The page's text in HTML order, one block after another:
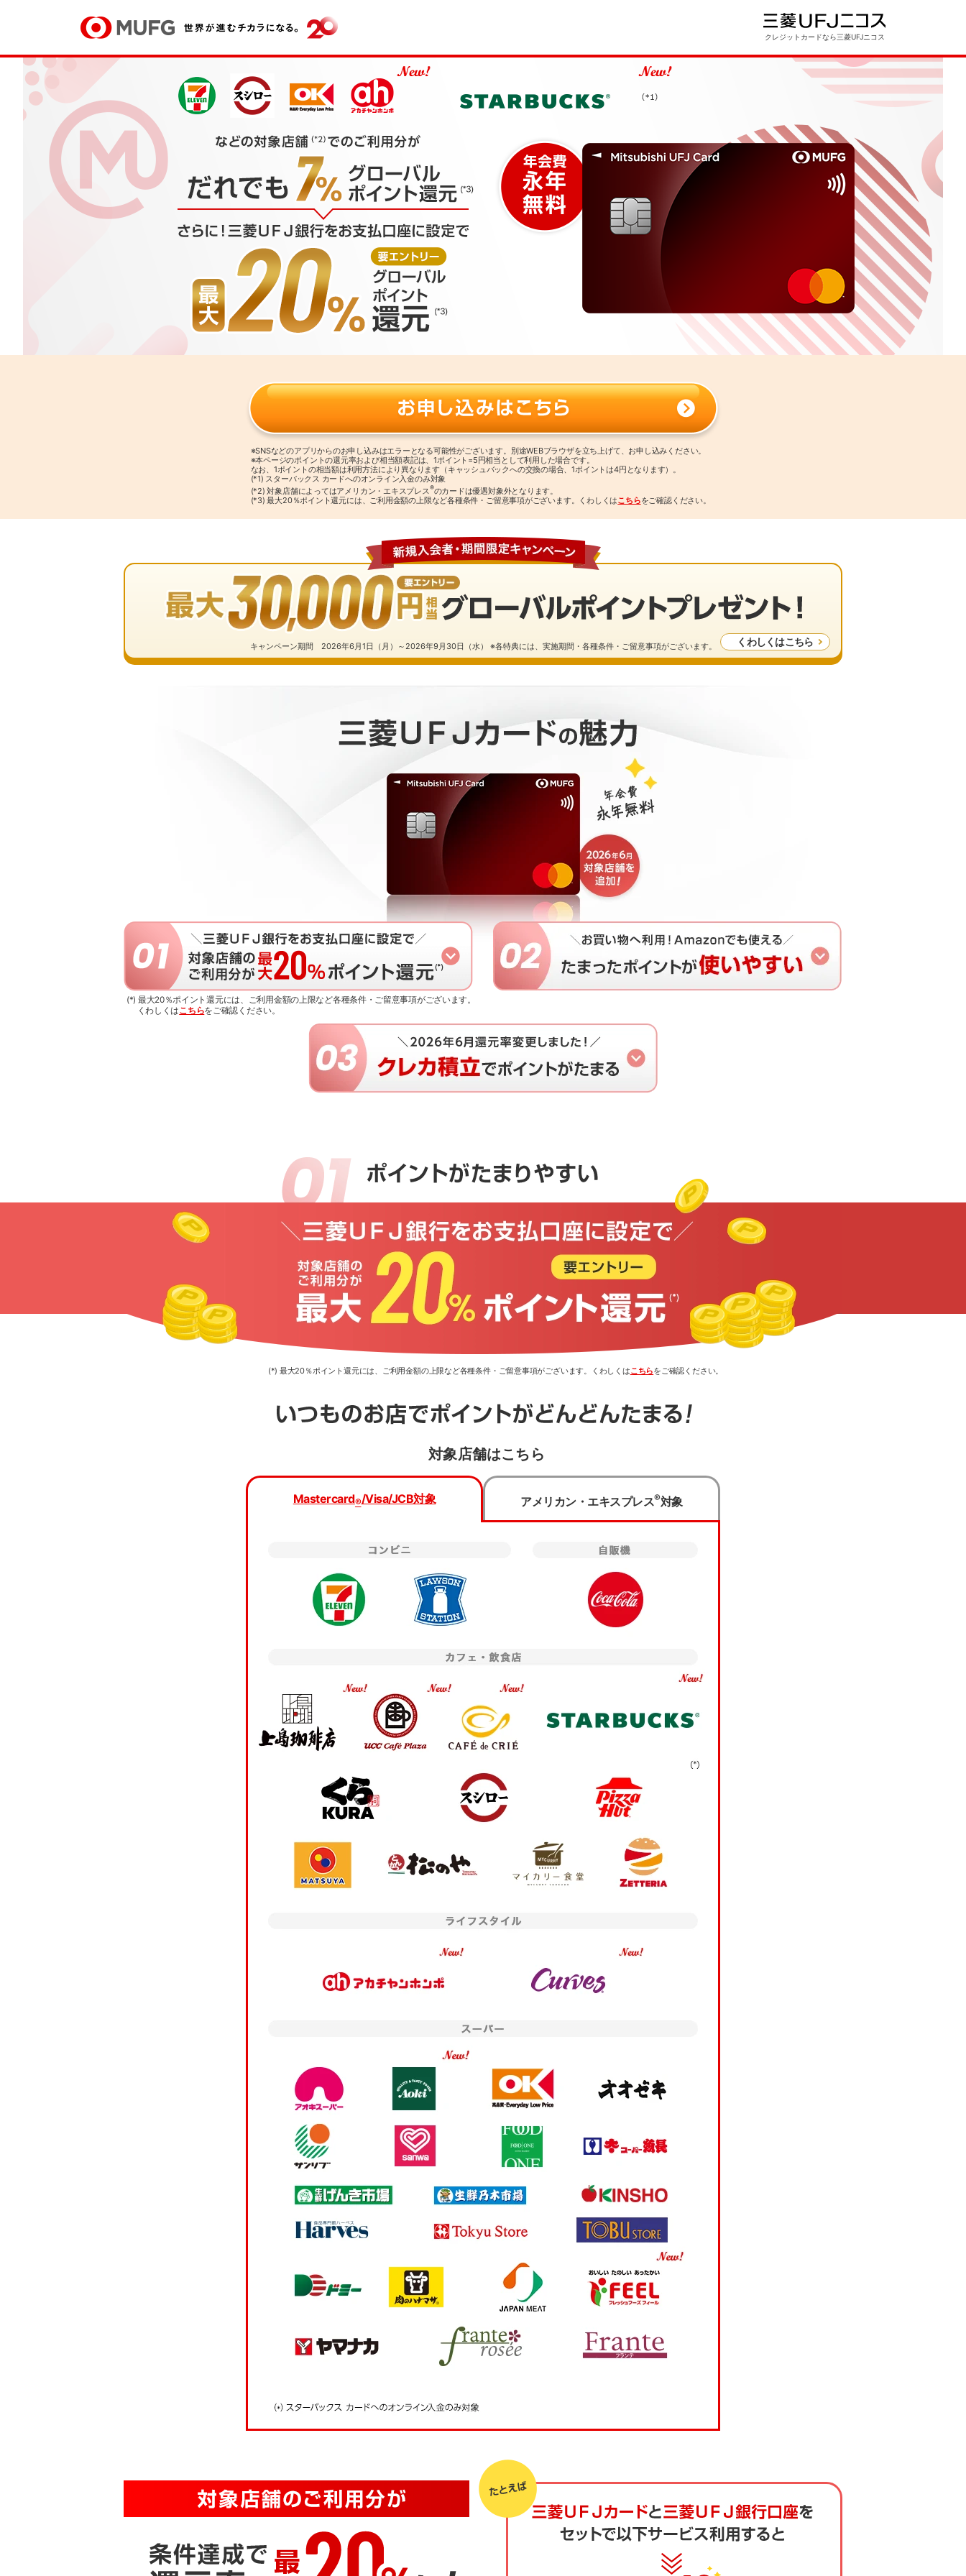
クレジットカードなら三菱UFJニコス
※SNSなどのアプリからのお申し込みはエラーとなる可能性がございます。別途WEBブラウザを立ち上げて、お申し込みください。
※本ページのポイントの還元率および相当額表記は、1ポイント=5円相当として利用した場合です。
なお、1ポイントの相当額は利用方法により異なります（キャッシュバックへの交換の場合、1ポイントは4円となります）。
(*1) スターバックス カードへのオンライン入金のみ対象
(*2) 対象店舗によってはアメリカン・エキスプレス®のカードは優遇対象外となります。
(*3) 最大20％ポイント還元には、ご利用金額の上限など各種条件・ご留意事項がございます。くわしくはこちらをご確認ください。
キャンペーン期間 2026年6月1日（月）～2026年9月30日（水） ※各特典には、実施期間・各種条件・ご留意事項がございます。 くわしくはこちら
(*) 最大20％ポイント還元には、ご利用金額の上限など各種条件・ご留意事項がございます。
くわしくはこちらをご確認ください。
(*) 最大20％ポイント還元には、ご利用金額の上限など各種条件・ご留意事項がございます。くわしくはこちらをご確認ください。
対象店舗はこちら
Mastercard®/Visa/JCB対象 アメリカン・エキスプレス®対象
カード種類・国際ブランドを選択のうえ、お申し込みフォームへ進んでください。
学生
国際ブランド
Mastercard ®
Visa
JCB
お申し込みフォームへ
三菱UFJ銀行でのお手続きとなります。
下記事項をご確認の上お申し込みください。
・個人関連情報の第三者提供
お客さまがスマート口座開設アプリへのリンクボタンをタップ、または二次元コードを読み込んだ場合、当社は、お客様
の分析や広告費用の精算に利用するため、URL末尾に付与したパラメータ情報を株式会社三菱UFJ銀行に提供し、同行にお
いてその情報をお客さまのお申し込み情報と紐付けます。
二次元
＞ ご利用にあたって
※二次元コードを読み込むとアプリストアが開きます。